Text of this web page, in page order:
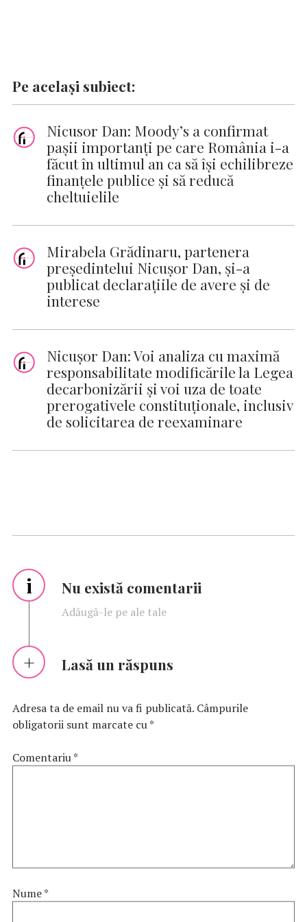
Pe același subiect:
Nicusor Dan: Moody’s a confirmat
pașii importanți pe care România i-a
făcut în ultimul an ca să își echilibreze
finanțele publice și să reducă
cheltuielile
Mirabela Grădinaru, partenera
preşedintelui Nicuşor Dan, și-a
publicat declaraţiile de avere şi de
interese
Nicușor Dan: Voi analiza cu maximă
responsabilitate modificările la Legea
decarbonizării și voi uza de toate
prerogativele constituționale, inclusiv
de solicitarea de reexaminare
i Nu există comentarii
Adăugă-le pe ale tale
Lasă un răspuns
Adresa ta de email nu va fi publicată. Câmpurile
obligatorii sunt marcate cu*
Comentariu*
Nume*